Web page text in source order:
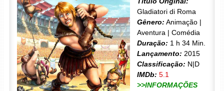
Gladiatori di Roma
Gênero: Animação |
Aventura | Comédia
Duração: 1 h 34 Min.
Lançamento: 2015
Classificação: N|D
IMDb: 5.1
>>INFORMAÇÕES